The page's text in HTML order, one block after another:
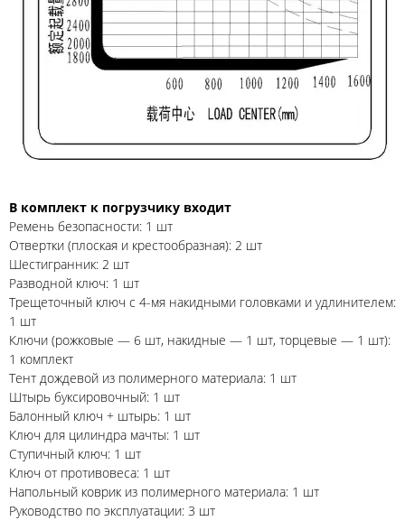
В комплект к погрузчику входит
Ремень безопасности: 1 шт
Отвертки (плоская и крестообразная): 2 шт
Шестигранник: 2 шт
Разводной ключ: 1 шт
Трещеточный ключ с 4-мя накидными головками и удлинителем:
1 шт
Ключи (рожковые — 6 шт, накидные — 1 шт, торцевые — 1 шт):
1 комплект
Тент дождевой из полимерного материала: 1 шт
Штырь буксировочный: 1 шт
Балонный ключ + штырь: 1 шт
Ключ для цилиндра мачты: 1 шт
Ступичный ключ: 1 шт
Ключ от противовеса: 1 шт
Напольный коврик из полимерного материала: 1 шт
Руководство по эксплуатации: 3 шт